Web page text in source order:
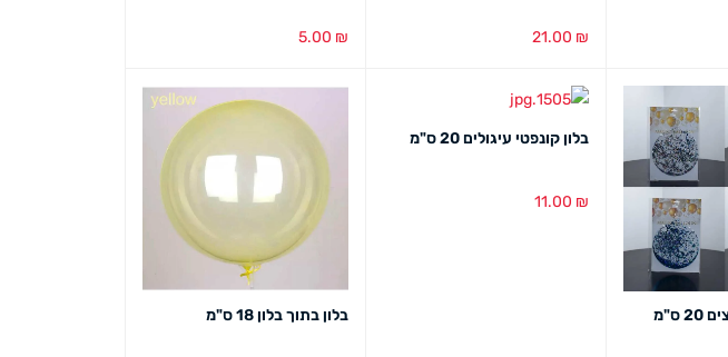
21.00 ₪
5.00 ₪
ס"מ
בלון קונפטי עיגולים 20 ס"מ
11.00 ₪
בלון בתוך בלון 18 ס"מ